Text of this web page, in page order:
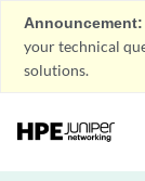
Announcement:
your technical
solutions.